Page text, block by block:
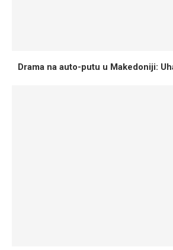
Drama na auto-putu u Makedoniji: